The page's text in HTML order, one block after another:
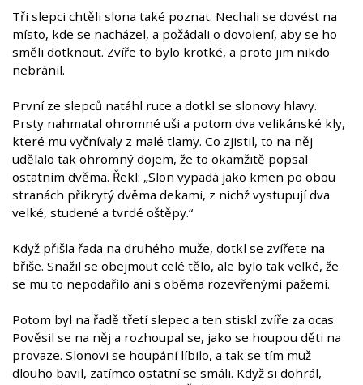
Tři slepci chtěli slona také poznat. Nechali se dovést na
místo, kde se nacházel, a požádali o dovolení, aby se ho
směli dotknout. Zvíře to bylo krotké, a proto jim nikdo
nebránil.
První ze slepců natáhl ruce a dotkl se slonovy hlavy.
Prsty nahmatal ohromné uši a potom dva velikánské kly,
které mu vyčnívaly z malé tlamy. Co zjistil, to na něj
udělalo tak ohromný dojem, že to okamžitě popsal
ostatním dvěma. Řekl: „Slon vypadá jako kmen po obou
stranách přikrytý dvěma dekami, z nichž vystupují dva
velké, studené a tvrdé oštěpy.“
Když přišla řada na druhého muže, dotkl se zvířete na
břiše. Snažil se obejmout celé tělo, ale bylo tak velké, že
se mu to nepodařilo ani s oběma rozevřenými pažemi.
Potom byl na řadě třetí slepec a ten stiskl zvíře za ocas.
Pověsil se na něj a rozhoupal se, jako se houpou děti na
provaze. Slonovi se houpání líbilo, a tak se tím muž
dlouho bavil, zatímco ostatní se smáli. Když si dohrál,